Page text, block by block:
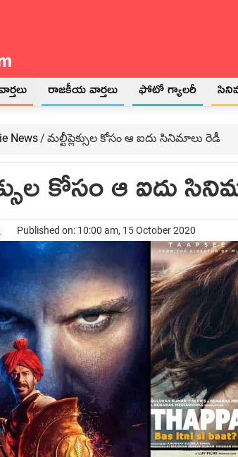
రాజకీయ వార్తలు ఫోటో గ్యాలరీ
News/ మల్టీప్లెక్సుల కోసం ఆ ఐదు సినిమాలు రెడీ
కోసం ఆ ఐదు
Published on: 10:00 am, 15 October 2020